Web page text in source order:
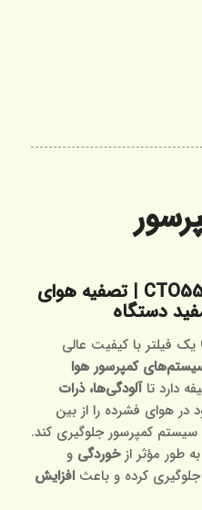
میکرو فیلتر کمپرسور CTO550Y | تصفیه هوای
دستگاه
یک فیلتر با کیفیت عالی
کمپرسور هوا
دارد تاآلودگی‌ها، ذرات
در هوای فشرده را از بین
سیستم کمپرسور جلوگیری کند.
به طور مؤثر ازخوردگی و
جلوگیری کرده و باعثافزایش